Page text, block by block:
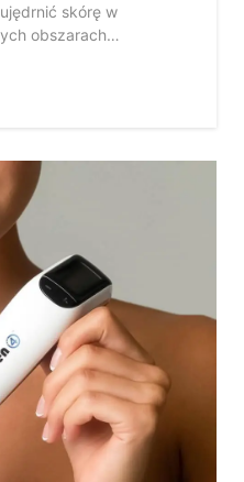
skórę w
obszarach…